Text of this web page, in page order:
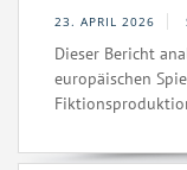
23. APRIL 2026
Dieser Bericht
europäischen